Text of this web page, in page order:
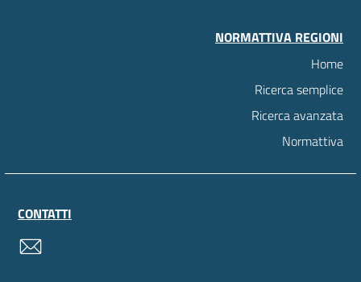
NORMATTIVA REGIONI
Home
Ricerca semplice
Ricerca avanzata
Normattiva
CONTATTI